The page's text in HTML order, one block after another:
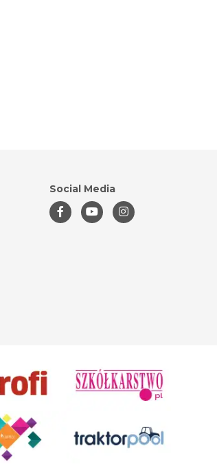
Social Media